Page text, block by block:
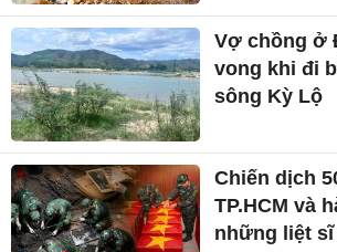
Vợ chồng ở
vong khi đi
sông Kỳ Lộ
Chiến dịch
TP.HCM và
những liệt sĩ